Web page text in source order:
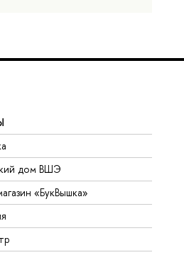
дом ВШЭ
«БукВышка»